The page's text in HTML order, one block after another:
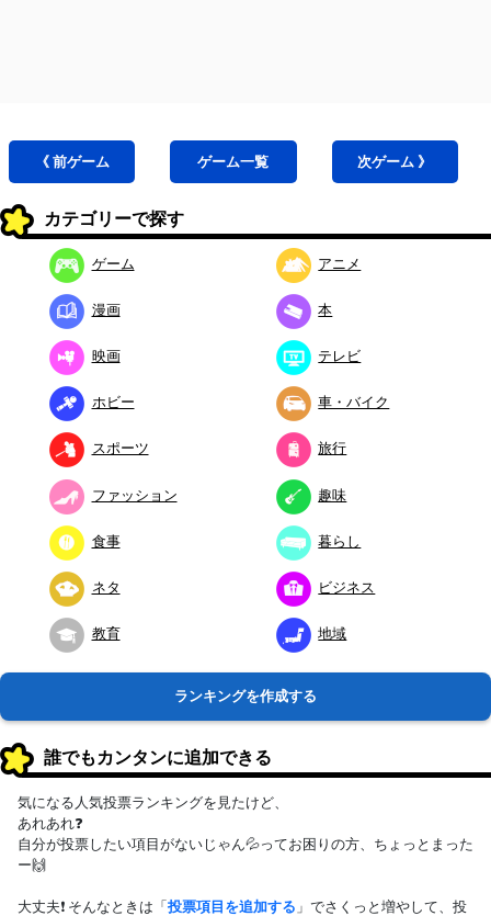
《 前ゲーム ゲーム一覧 次ゲーム 》
カテゴリーで探す
ゲーム アニメ
漫画 本
映画 テレビ
ホビー 車・バイク
スポーツ 旅行
ファッション 趣味
食事 暮らし
ネタ ビジネス
教育 地域
ランキングを作成する
誰でもカンタンに追加できる
気になる人気投票ランキングを見たけど、
あれあれ❓
自分が投票したい項目がないじゃん💦ってお困りの方、ちょっとまった
ー🙌
大丈夫❗ そんなときは「投票項目を追加する 」でさくっと増やして、投